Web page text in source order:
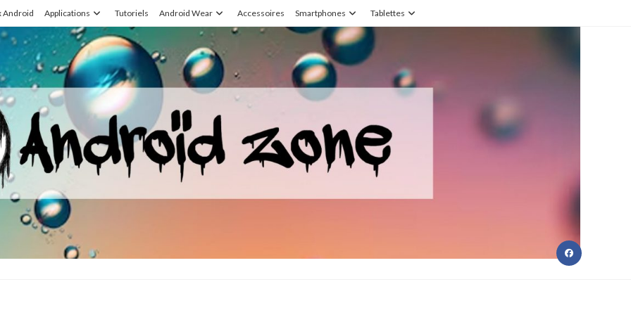
Android Applications Tutoriels Android Wear Accessoires Smartphones Tablettes